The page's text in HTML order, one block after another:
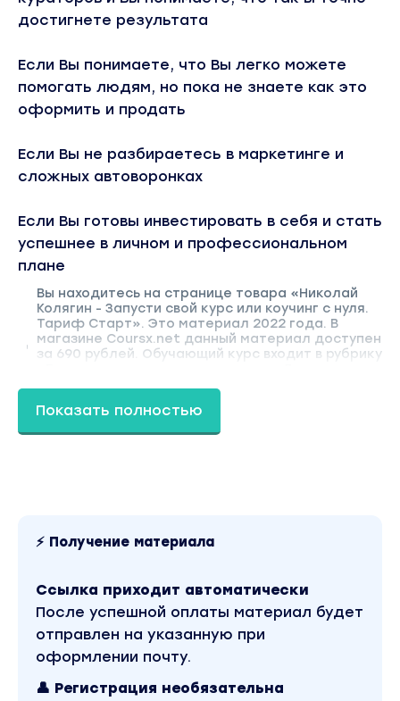
достигнете результата
Если Вы понимаете, что Вы легко можете
помогать людям, но пока не знаете как это
оформить и продать
Если Вы не разбираетесь в маркетинге и
сложных автоворонках
Если Вы готовы инвестировать в себя и стать
успешнее в личном и профессиональном
плане
Вы находитесь на странице товара «Николай
Колягин - Запусти свой курс или коучинг с нуля.
Тариф Старт». Это материал 2022 года. В
магазине Coursx.net данный материал доступен
за 690 рублей. Обучающий курс входит в рубрику
Показать полностью
⚡ Получение материала
Ссылка приходит автоматически
После успешной оплаты материал будет
отправлен на указанную при
оформлении почту.
👤 Регистрация необязательна